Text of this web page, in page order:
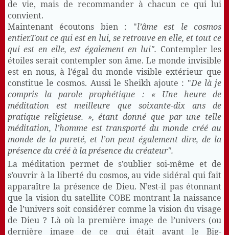
de vie, mais de recommander à chacun ce qui lui
convient.
Maintenant écoutons bien : "l’âme est le cosmos
entier.Tout ce qui est en lui, se retrouve en elle, et tout ce
qui est en elle, est également en lui". Contempler les
étoiles serait contempler son âme. Le monde invisible
est en nous, à l’égal du monde visible extérieur que
constitue le cosmos. Aussi le Sheikh ajoute : "De là je
compris la parole prophétique : « Une heure de
méditation est meilleure que soixante-dix ans de
pratique religieuse. », étant donné que par une telle
méditation, l’homme est transporté du monde créé au
monde de la pureté, et l’on peut également dire, de la
présence du créé à la présence du créateur".
La méditation permet de s’oublier soi-même et de
s’ouvrir à la liberté du cosmos, au vide sidéral qui fait
apparaître la présence de Dieu. N’est-il pas étonnant
que la vision du satellite COBE montrant la naissance
de l’univers soit considérer comme la vision du visage
de Dieu ? Là où la première image de l’univers (ou
dernière image de ce qui était avant le Big-